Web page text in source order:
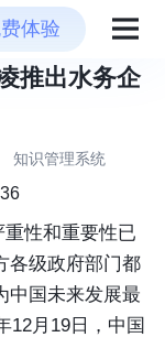
体验
推出水务企
知识管理系统
重性和重要性已
各级政府部门都
中国未来发展最
12月19日，中国